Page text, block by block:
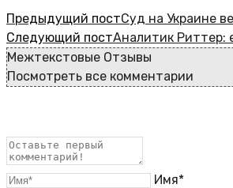
Предыдущий постСуд на Украине
Следующий постАналитик Риттер:
Межтекстовые Отзывы
Посмотреть все комментарии
Имя*